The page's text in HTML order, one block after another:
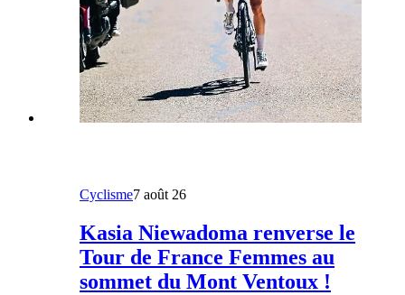
Cyclisme7 août 26
Kasia Niewadoma renverse le
Tour de France Femmes au
sommet du Mont Ventoux !